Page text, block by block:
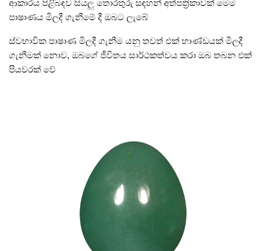
ආකාරය පිළිබඳව සියලු තොරතුරු සඳහන් අත්පත්‍රිකාවක් මෙම
පාෂාණය මිලදී ගැනීමේ දී ඔබට ලැබේ
ස්වභාවික පාෂාණ මිලදී ගැනීම යනු තවත් එක් භාණ්ඩයක් මිලදී
ගැනීමක් නොව, ඔබගේ ජීවිතය සාර්ථකත්වය කරා ඔබ තබන එක්
පියවරක් වේ